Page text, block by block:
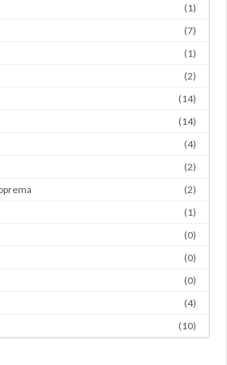
(1)
(7)
(1)
(2)
(14)
(14)
(4)
(2)
(2)
(1)
(0)
(0)
(0)
(4)
(10)